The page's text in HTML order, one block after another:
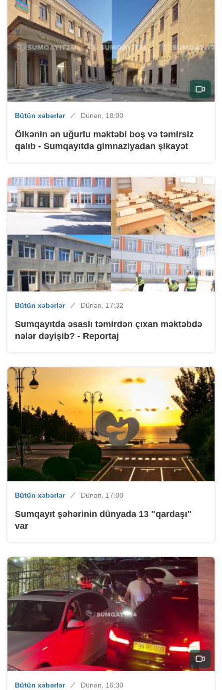
Bütün xəbərlər Dünən, 18:00
Ölkənin ən uğurlu məktəbi boş və təmirsiz
qalıb - Sumqayıtda gimnaziyadan şikayət
Bütün xəbərlər Dünən, 17:32
Sumqayıtda əsaslı təmirdən çıxan məktəbdə
nələr dəyişib? - Reportaj
Bütün xəbərlər Dünən, 17:00
Sumqayıt şəhərinin dünyada 13 "qardaşı"
var
Bütün xəbərlər Dünən, 16:30